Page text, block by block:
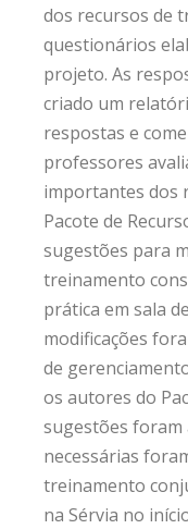
dos recursos de
questionários
projeto. As
criado um
respostas e
professores
importantes dos
Pacote de
sugestões para
treinamento
prática em sala
modificações
de
os autores do
sugestões foram
necessárias
treinamento
na Sérvia no